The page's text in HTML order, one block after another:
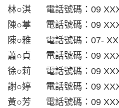
林○淇 電話號碼：09
陳○葶 電話號碼：09
陳○雅 電話號碼：07-
蕭○貞 電話號碼：09
徐○莉 電話號碼：09
謝○婷 電話號碼：09
黃○芳 電話號碼：09